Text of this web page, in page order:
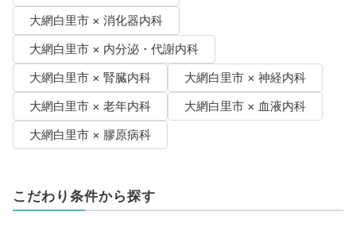
大網白里市 × 消化器内科
大網白里市 × 内分泌・代謝内科
大網白里市 × 腎臓内科
大網白里市 × 神経内科
大網白里市 × 老年内科
大網白里市 × 血液内科
大網白里市 × 膠原病科
こだわり条件から探す